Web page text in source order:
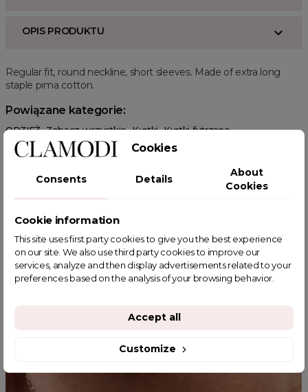
OPIS PRODUKTU
Regular fit, round neckline, short sleeves. Made of extra long
staple pima cotton.
Powiązane kategorie:
ODZIEŻ Zobacz wszystkie Kurtki Kurtki futrzane
Futra damskie
POWIĄZANE TAGI
YOU MIGHT ALSO LIKE
Cookies
Consents Details
About
Cookies
Cookie information
This site uses first party cookies to give you the best experience
on our site. We also use third party cookies to improve our
services, analyze and then display advertisements related to your
preferences based on the analysis of your browsing behavior.
Customize
Accept all